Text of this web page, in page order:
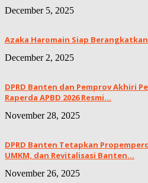
December 5, 2025
Azaka Haromain Siap
December 2, 2025
DPRD Banten dan Pemprov Akhiri
Raperda APBD 2026 Resmi...
November 28, 2025
DPRD Banten Tetapkan
UMKM, dan Revitalisasi Banten...
November 26, 2025